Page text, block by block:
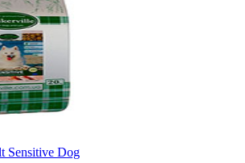
Sensitive Dog